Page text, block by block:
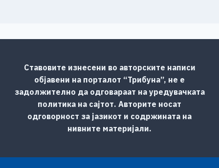
Ставовите изнесени во авторските написи
објавени на порталот “Трибуна”, не е
задолжително да одговараат на уредувачката
политика на сајтот. Авторите носат
одговорност за јазикот и содржината на
нивните материјали.